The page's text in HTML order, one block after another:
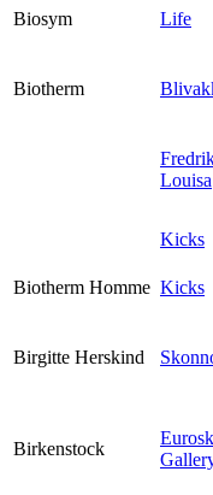
Biosym Life
Biotherm
Louisa
Kicks
Biotherm Homme Kicks
Birgitte Herskind
Birkenstock